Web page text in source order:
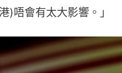
)唔會有太大影響。」